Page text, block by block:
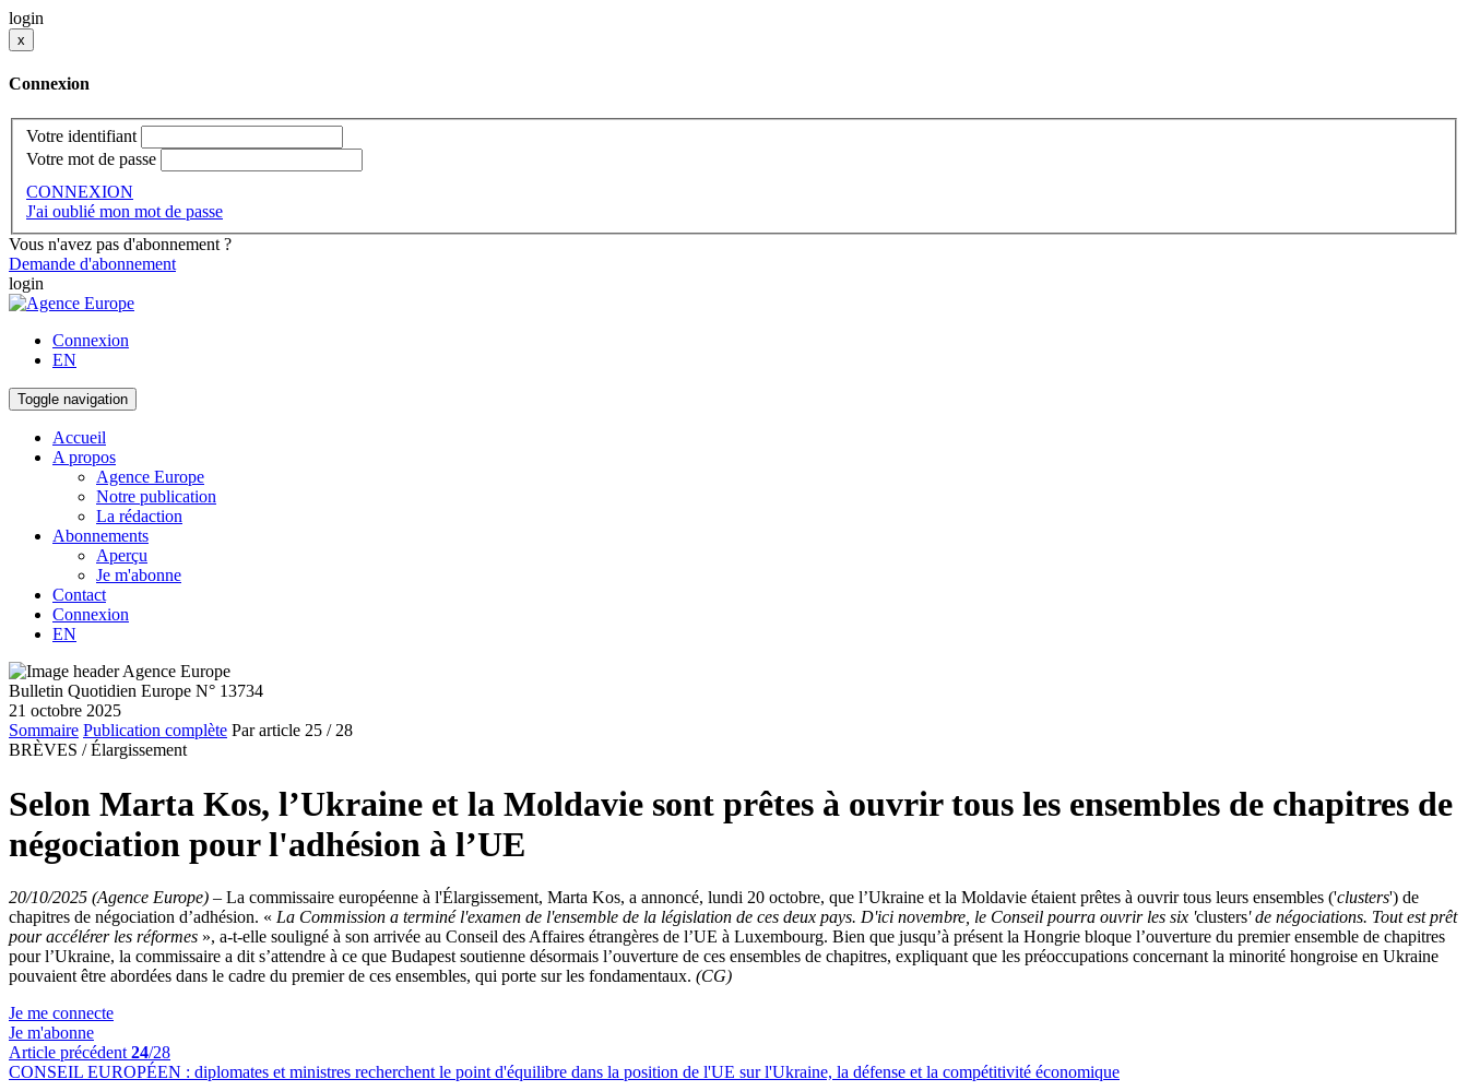
login
x
Connexion
Votre identifiant
Votre mot de passe
CONNEXION
J'ai oublié mon mot de passe
Vous n'avez pas d'abonnement ?
Demande d'abonnement
login
Connexion
EN
Toggle navigation
Accueil
A propos
Agence Europe
Notre publication
La rédaction
Abonnements
Aperçu
Je m'abonne
Contact
Connexion
EN
Bulletin Quotidien Europe N° 13734
21 octobre 2025
Sommaire Publication complète Par article 25 / 28
BRÈVES / Élargissement
Selon Marta Kos, l’Ukraine et la Moldavie sont prêtes à ouvrir tous les ensembles de chapitres de
négociation pour l'adhésion à l’UE
20/10/2025 (Agence Europe) – La commissaire européenne à l'Élargissement, Marta Kos, a annoncé, lundi 20 octobre, que l’Ukraine et la Moldavie étaient prêtes à ouvrir tous leurs ensembles ('clusters') de
chapitres de négociation d’adhésion. « La Commission a terminé l'examen de l'ensemble de la législation de ces deux pays. D'ici novembre, le Conseil pourra ouvrir les six 'clusters' de négociations. Tout est prêt
pour accélérer les réformes », a-t-elle souligné à son arrivée au Conseil des Affaires étrangères de l’UE à Luxembourg. Bien que jusqu’à présent la Hongrie bloque l’ouverture du premier ensemble de chapitres
pour l’Ukraine, la commissaire a dit s’attendre à ce que Budapest soutienne désormais l’ouverture de ces ensembles de chapitres, expliquant que les préoccupations concernant la minorité hongroise en Ukraine
pouvaient être abordées dans le cadre du premier de ces ensembles, qui porte sur les fondamentaux. (CG)
Je me connecte
Je m'abonne
Article précédent 24/28
CONSEIL EUROPÉEN : diplomates et ministres recherchent le point d'équilibre dans la position de l'UE sur l'Ukraine, la défense et la compétitivité économique